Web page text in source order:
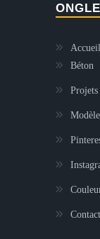
Accueil
Béton
Projets
Contact